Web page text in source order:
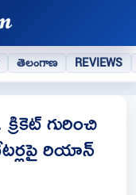
తెలంగాణ REVIEWS
గురించి
రియాన్